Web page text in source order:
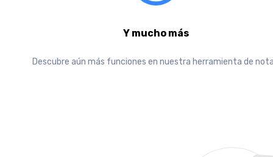
Y mucho más
Descubre aún más funciones en nuestra herramienta de